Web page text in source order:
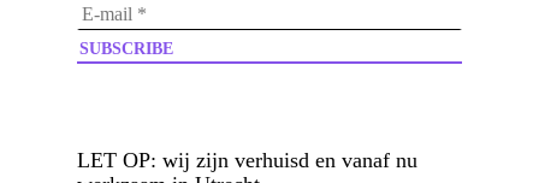
LET OP: wij zijn verhuisd en vanaf nu